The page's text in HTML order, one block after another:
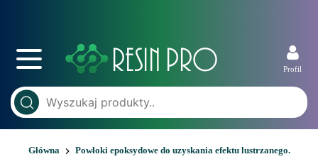
Profil
Główna Powłoki epoksydowe do uzyskania efektu lustrzanego.